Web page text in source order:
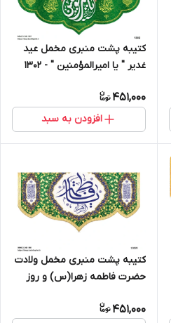
کتیبه پشت منبری مخمل عید
غدیر " یا امیرالمؤمنین " - 1302
451,000
افزودن به سبد
کتیبه پشت منبری مخمل ولادت
حضرت فاطمه زهرا(س) و روز
451,000